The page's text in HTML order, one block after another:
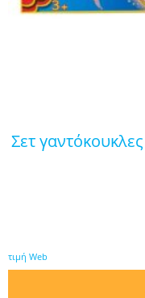
σετ γαντόκουκλες ο λύκος και τα κατσικάκια
τιμή Web